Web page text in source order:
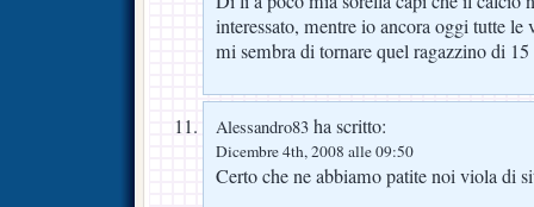
interessato, mentre io ancora oggi tutte le
mi sembra di tornare quel ragazzino di
Alessandro83 ha scritto:
Dicembre 4th, 2008 alle 09:50
Certo che ne abbiamo patite noi viola di